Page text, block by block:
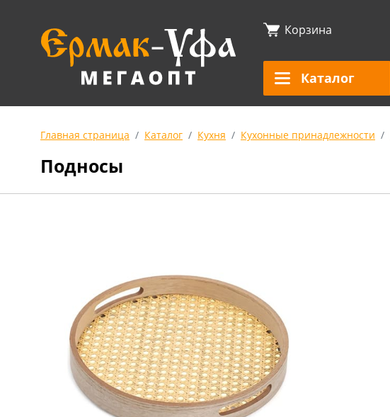
Корзина
Каталог
Главная страница Каталог Кухня Кухонные принадлежности
Подносы